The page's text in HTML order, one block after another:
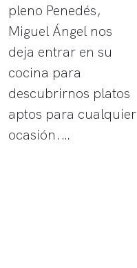
pleno Penedés,
Miguel Ángel nos
deja entrar en su
cocina para
descubrirnos platos
aptos para cualquier
ocasión.…